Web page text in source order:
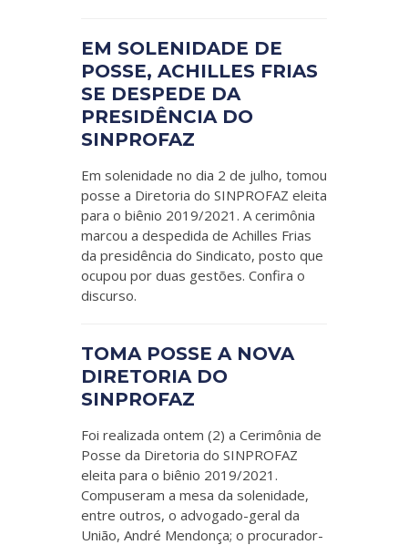
EM SOLENIDADE DE
POSSE, ACHILLES FRIAS
SE DESPEDE DA
PRESIDÊNCIA DO
SINPROFAZ
Em solenidade no dia 2 de julho, tomou
posse a Diretoria do SINPROFAZ eleita
para o biênio 2019/2021. A cerimônia
marcou a despedida de Achilles Frias
da presidência do Sindicato, posto que
ocupou por duas gestões. Confira o
discurso.
TOMA POSSE A NOVA
DIRETORIA DO
SINPROFAZ
Foi realizada ontem (2) a Cerimônia de
Posse da Diretoria do SINPROFAZ
eleita para o biênio 2019/2021.
Compuseram a mesa da solenidade,
entre outros, o advogado-geral da
União, André Mendonça; o procurador-